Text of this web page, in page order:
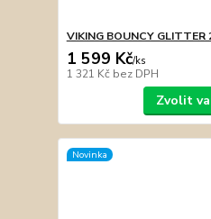
VIKING BOUNCY
1 599 Kč/ks
1 321 Kč bez DPH
Zvolit
Novinka